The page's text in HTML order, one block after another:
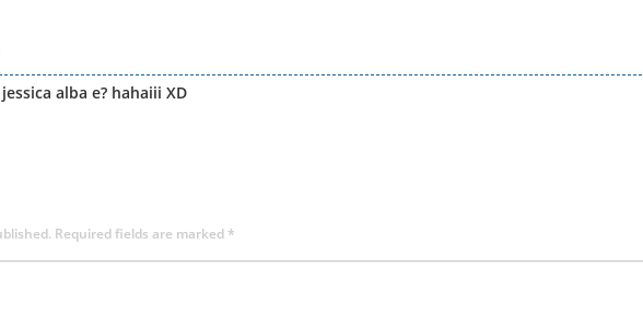
alba e? hahaiii XD
Required fields are marked*